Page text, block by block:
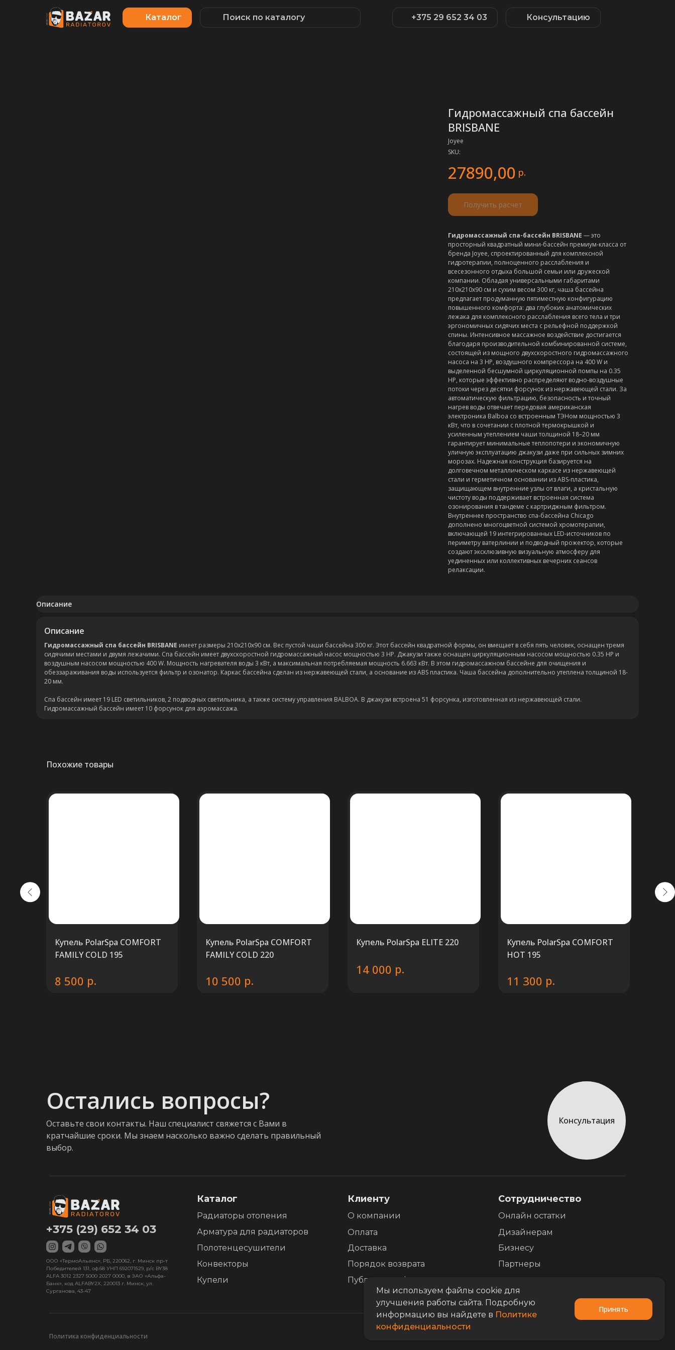
Консультацию
+375 29 652 34 03
Каталог Поиск по каталогу
Мы используем файлы cookie для
улучшения работы сайта. Подробную
информацию вы найдете в Политике
конфиденциальности
Принять
Гидромассажный спа бассейн
BRISBANE
Joyee
SKU:
27890,00 р.
Получить расчет
Гидромассажный спа-бассейн BRISBANE — это
просторный квадратный мини-бассейн премиум-класса от
бренда Joyee, спроектированный для комплексной
гидротерапии, полноценного расслабления и
всесезонного отдыха большой семьи или дружеской
компании. Обладая универсальными габаритами
210х210x90 см и сухим весом 300 кг, чаша бассейна
предлагает продуманную пятиместную конфигурацию
повышенного комфорта: два глубоких анатомических
лежака для комплексного расслабления всего тела и три
эргономичных сидячих места с рельефной поддержкой
спины. Интенсивное массажное воздействие достигается
благодаря производительной комбинированной системе,
состоящей из мощного двухскоростного гидромассажного
насоса на 3 HP, воздушного компрессора на 400 W и
выделенной бесшумной циркуляционной помпы на 0.35
HP, которые эффективно распределяют водно-воздушные
потоки через десятки форсунок из нержавеющей стали. За
автоматическую фильтрацию, безопасность и точный
нагрев воды отвечает передовая американская
электроника Balboa со встроенным ТЭНом мощностью 3
кВт, что в сочетании с плотной термокрышкой и
усиленным утеплением чаши толщиной 18–20 мм
гарантирует минимальные теплопотери и экономичную
уличную эксплуатацию джакузи даже при сильных зимних
морозах. Надежная конструкция базируется на
долговечном металлическом каркасе из нержавеющей
стали и герметичном основании из ABS-пластика,
защищающем внутренние узлы от влаги, а кристальную
чистоту воды поддерживает встроенная система
озонирования в тандеме с картриджным фильтром.
Внутреннее пространство спа-бассейна Chicago
дополнено многоцветной системой хромотерапии,
включающей 19 интегрированных LED-источников по
периметру ватерлинии и подводный прожектор, которые
создают эксклюзивную визуальную атмосферу для
уединенных или коллективных вечерних сеансов
релаксации.
Описание
Описание
Гидромассажный спа бассейн BRISBANE имеет размеры 210x210x90 см. Вес пустой чаши бассейна 300 кг. Этот бассейн квадратной формы, он вмещает в себя пять человек, оснащен тремя
сидячими местами и двумя лежачими. Спа бассейн имеет двухскоростной гидромассажный насос мощностью 3 HP. Джакузи также оснащен циркуляционным насосом мощностью 0.35 HP и
воздушным насосом мощностью 400 W. Мощность нагревателя воды 3 кВт, а максимальная потребляемая мощность 6.663 кВт. В этом гидромассажном бассейне для очищения и
обеззараживания воды используется фильтр и озонатор. Каркас бассейна сделан из нержавеющей стали, а основание из АВS пластика. Чаша бассейна дополнительно утеплена толщиной 18-
20 мм.
Спа бассейн имеет 19 LED светильников, 2 подводных светильника, а также систему управления BALBOA. В джакузи встроена 51 форсунка, изготовленная из нержавеющей стали.
Гидромассажный бассейн имеет 10 форсунок для аэромассажа.
Похожие товары
Купель PolarSpa COMFORT
FAMILY COLD 195
8 500 р.
Купель PolarSpa COMFORT
FAMILY COLD 220
10 500 р.
Купель PolarSpa ELITE 220
14 000 р.
Купель PolarSpa COMFORT
HOT 195
11 300 р.
Остались вопросы?
Оставьте свои контакты. Наш специалист свяжется с Вами в
кратчайшие сроки. Мы знаем насколько важно сделать правильный
выбор.
Консультация
Клиенту
О компании
Оплата
Сотрудничество
Дизайнерам
Бизнесу
+375 (29) 652 34 03
Каталог
Радиаторы отопения
Арматура для радиаторов
Полотенцесушители
Конвекторы
Купели
Публичная оферта
Партнеры
Доставка
Онлайн остатки
ООО «ТермоАльянс», РБ, 220062, г. Минск пр-т
Победителей 131, оф.68 УНП 692071529, р/с BY38
ALFA 3012 2327 5000 2027 0000, в ЗАО «Альфа-
Банк», код ALFABY2X, 220013 г. Минск, ул.
Сурганова, 43-47
Порядок возврата
Политика конфиденциальности